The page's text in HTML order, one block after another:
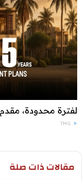
لفترة محدودة، مقدم 1.5% وتقسيط حتى 15 سنة
TMG
مقالات ذات صلة